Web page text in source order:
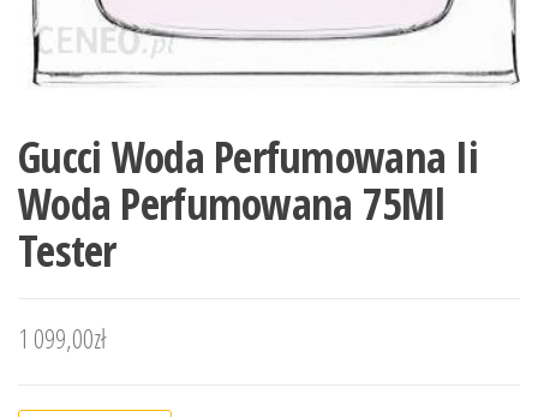
Gucci Woda Perfumowana Ii
Woda Perfumowana 75Ml
Tester
1 099,00zł